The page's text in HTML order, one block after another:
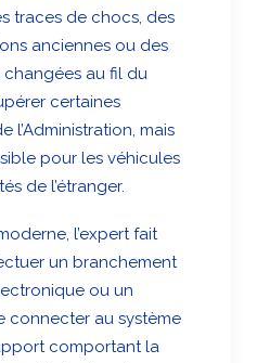
traces de chocs, des
anciennes ou des
au fil du
certaines
l’Administration, mais
pour les véhicules
de l’étranger.
l’expert fait
un branchement
ou un
connecter au système
comportant la